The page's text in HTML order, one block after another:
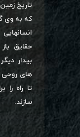
تاریخ
که به وی
حقایق
بیدار
های روحی
تا راه
سازند.